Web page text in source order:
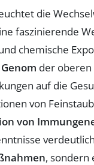
die
faszinierende
chemische
Genom der oberen
auf die
von
von
, sondern